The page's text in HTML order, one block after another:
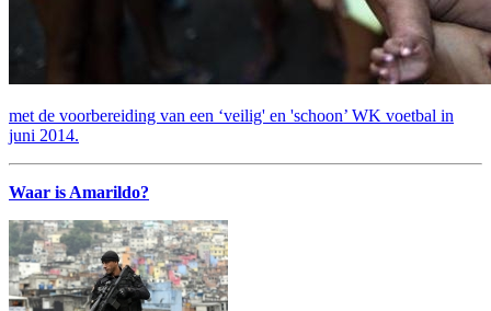
met de voorbereiding van een ‘veilig' en 'schoon’ WK voetbal in
juni 2014.
Waar is Amarildo?